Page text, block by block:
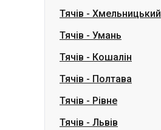
Тячів - Хмельницький
Тячів - Умань
Тячів - Кошалін
Тячів - Полтава
Тячів - Рівне
Тячів - Львів